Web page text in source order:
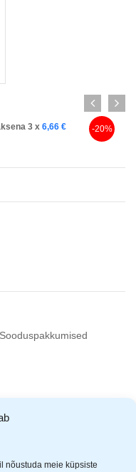
nõustuda meie küpsiste
3 x 6,66 € -20%
Sooduspakkumised